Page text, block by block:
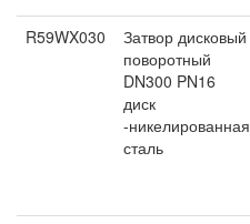
R59WX030
Затвор дисковый
поворотный
DN300 PN16
диск
-никелированная
сталь